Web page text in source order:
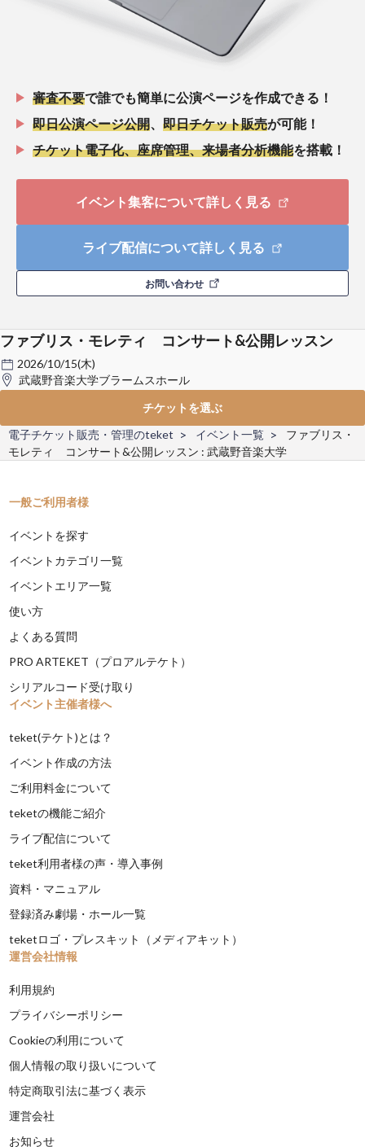
審査不要で誰でも簡単に公演ページを作成できる！
即日公演ページ公開
即日チケット販売が可能！
チケット電子化、座席管理、来場者分析機能を搭載！
イベント集客について詳しく見る
ライブ配信について詳しく見る
お問い合わせ
ファブリス・モレティ コンサート&公開レッスン
2026/10/15(木)
武蔵野音楽大学ブラームスホール
チケットを選ぶ
電子チケット販売・管理のteket
イベント一覧
ファブリス・
モレティ コンサート&公開レッスン : 武蔵野音楽大学
一般ご利用者様
イベントを探す
イベントカテゴリ一覧
イベントエリア一覧
使い方
よくある質問
PRO ARTEKET（プロアルテケト）
シリアルコード受け取り
イベント主催者様へ
teket(テケト)とは？
イベント作成の方法
ご利用料金について
teketの機能ご紹介
ライブ配信について
teket利用者様の声・導入事例
資料・マニュアル
登録済み劇場・ホール一覧
teketロゴ・プレスキット（メディアキット）
運営会社情報
利用規約
プライバシーポリシー
Cookieの利用について
個人情報の取り扱いについて
特定商取引法に基づく表示
運営会社
お知らせ